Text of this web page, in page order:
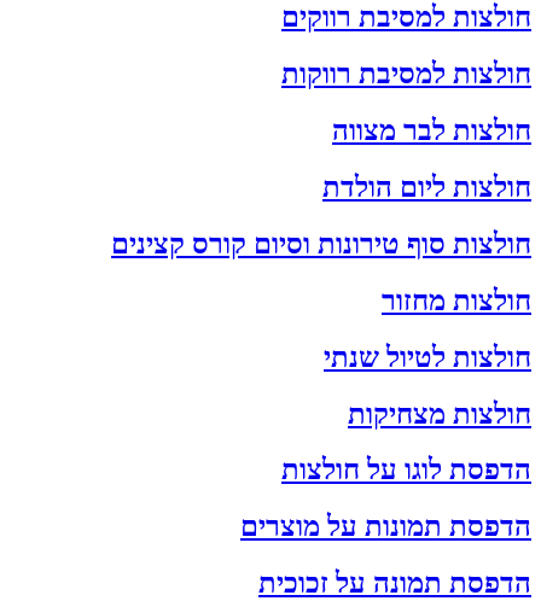
חולצות למסיבת רווקים
חולצות למסיבת רווקות
חולצות לבר מצווה
חולצות ליום הולדת
חולצות סוף טירונות וסיום קורס קצינים
חולצות מחזור
חולצות לטיול שנתי
חולצות מצחיקות
הדפסת לוגו על חולצות
הדפסת תמונות על מוצרים
הדפסת תמונה על זכוכית